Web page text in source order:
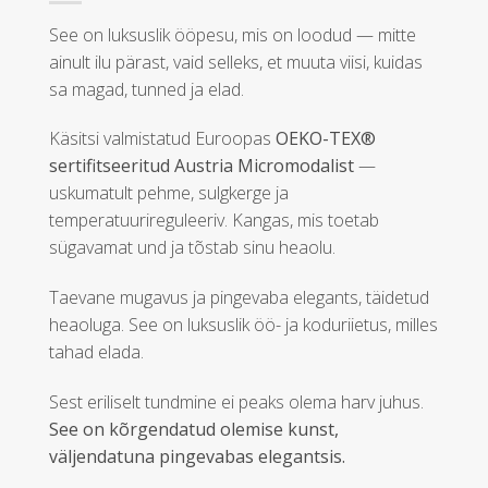
See on luksuslik ööpesu, mis on loodud — mitte
ainult ilu pärast, vaid selleks, et muuta viisi, kuidas
sa magad, tunned ja elad.
Käsitsi valmistatud Euroopas OEKO-TEX®
sertifitseeritud Austria Micromodalist—
uskumatult pehme, sulgkerge ja
temperatuurireguleeriv. Kangas, mis toetab
sügavamat und ja tõstab sinu heaolu.
Taevane mugavus ja pingevaba elegants, täidetud
heaoluga. See on luksuslik öö- ja koduriietus, milles
tahad elada.
Sest eriliselt tundmine ei peaks olema harv juhus.
See on kõrgendatud olemise kunst,
väljendatuna pingevabas elegantsis.